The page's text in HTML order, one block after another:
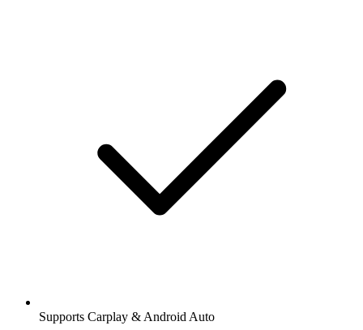
Supports Carplay & Android Auto